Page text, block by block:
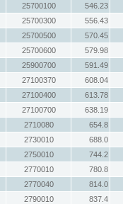
25700100
546.23
25700300
556.43
25700500
570.45
25700600
579.98
25900700
591.49
27100370
608.04
27100400
613.78
27100700
638.19
2710080
654.8
2730010
688.0
2750010
744.2
2770010
780.8
2770040
814.0
2790010
837.4